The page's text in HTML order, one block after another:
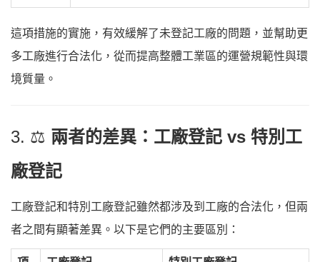
這項措施的實施，有效緩解了未登記工廠的問題，並幫助更
多工廠進行合法化，從而提高整體工業區的運營規範性與環
境質量。
3. ⚖️ 兩者的差異：工廠登記 vs 特別工
廠登記
工廠登記和特別工廠登記雖然都涉及到工廠的合法化，但兩
者之間有顯著差異。以下是它們的主要區別：